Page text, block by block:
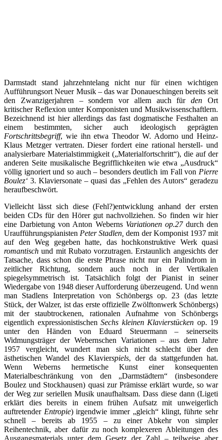
Darmstadt stand jahrzehntelang nicht nur für einen wichtigen
Aufführungsort Neuer Musik – das war Donaueschingen bereits seit
den Zwanzigerjahren – sondern vor allem auch fürden Ort
kritischer Reflexion unter Komponisten und Musikwissenschaftlern.
Bezeichnend ist hier allerdings das fast dogmatische Festhalten an
einem bestimmten, sicher auch ideologisch geprägten
Fortschrittsbegriff, wie ihn etwa Theodor W. Adorno und Heinz-
Klaus Metzger vertraten. Dieser fordert eine rational herstell- und
analysierbare Materialstimmigkeit („Materialfortschritt“), die auf der
anderen Seite musikalische Begrifflichkeiten wie etwa „Ausdruck“
völlig ignoriert und so auch – besonders deutlich im Fall von Pierre
Boulez‘3. Klaviersonate – quasi das „Fehlen des Autors“ geradezu
heraufbeschwört.
Vielleicht lässt sich diese (Fehl?)entwicklung anhand der ersten
beiden CDs für den Hörer gut nachvollziehen. So finden wir hier
eine Darbietung von Anton Weberns Variationen op.27 durch den
Uraufführungspianisten Peter Stadlen,dem der Komponist 1937 mit
auf den Weg gegeben hatte, das hochkonstruktive Werk quasi
romantisch und mit Rubato vorzutragen. Erstaunlich angesichts der
Tatsache, dass schon die erste Phrase nicht nur ein Palindrom in
zeitlicher Richtung, sondern auch noch in der Vertikalen
spiegelsymmetrisch ist. Tatsächlich folgt der Pianist in seiner
Wiedergabe von 1948 dieser Aufforderung überzeugend. Und wenn
man Stadlens Interpretation von Schönbergs op. 23 (das letzte
Stück, der Walzer, ist das erste offizielle Zwölftonwerk Schönbergs)
mit der staubtrockenen, rationalen Aufnahme von Schönbergs
eigentlich expressionistischen Sechs kleinen Klavierstücken op. 19
unter den Händen von Eduard Steuermann – seinerseits
Widmungsträger der Webernschen Variationen – aus dem Jahre
1957 vergleicht, wundert man sich nicht schlecht über den
ästhetischen Wandel des Klavierspiels, der da stattgefunden hat.
Wenn Weberns hermetische Kunst einer konsequenten
Materialbeschränkung von den „Darmstädtern“ (insbesondere
Boulez und Stockhausen) quasi zur Prämisse erklärt wurde, so war
der Weg zur seriellen Musik unaufhaltsam. Dass diese dann (Ligeti
erklärt dies bereits in einem frühen Aufsatz mit unweigerlich
auftretender Entropie) irgendwie immer „gleich“ klingt, führte sehr
schnell – bereits ab 1955 – zu einer Abkehr von simpler
Reihentechnik, aber dafür zu noch komplexeren Ableitungen des
Ausgangsmaterials unter dem Gesetz der Zahl – teilweise aber